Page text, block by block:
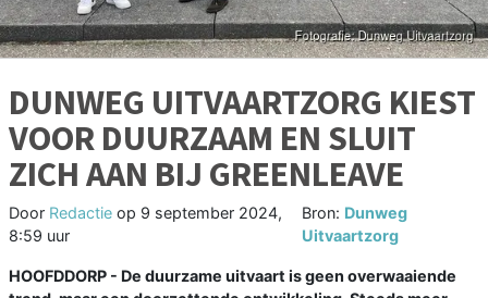
DUNWEG UITVAARTZORG KIEST
VOOR DUURZAAM EN SLUIT
ZICH AAN BIJ GREENLEAVE
Door Redactie op 9 september 2024,
8:59 uur
Bron: Dunweg
Uitvaartzorg
HOOFDDORP - De duurzame uitvaart is geen overwaaiende